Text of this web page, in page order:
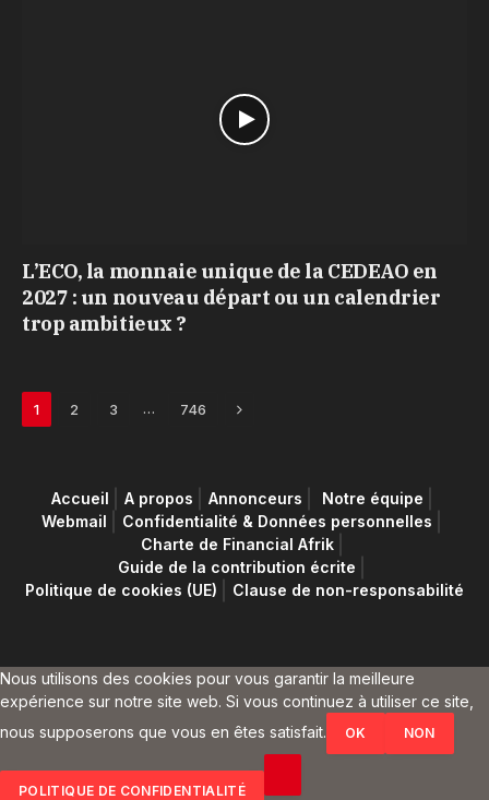
L’ECO, la monnaie unique de la CEDEAO en
2027 : un nouveau départ ou un calendrier
trop ambitieux ?
1 2 3 … 746 Next
Accueil A propos Annonceurs
Notre équipe
Webmail
Confidentialité & Données personnelles
Charte de Financial Afrik
Guide de la contribution écrite
Politique de cookies (UE)
Clause de non-responsabilité
Nous utilisons des cookies pour vous garantir la meilleure
expérience sur notre site web. Si vous continuez à utiliser ce site,
nous supposerons que vous en êtes satisfait.
OK NON
POLITIQUE DE CONFIDENTIALITÉ